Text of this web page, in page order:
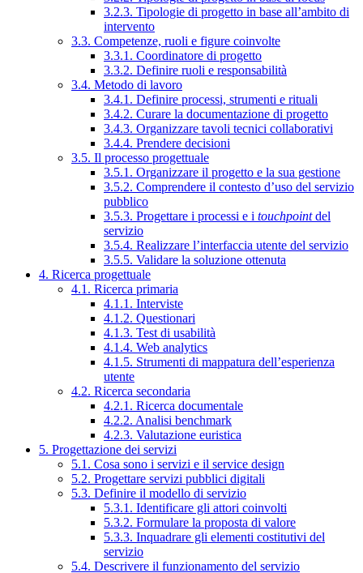
3.2.3. Tipologie di progetto in base all’ambito di
intervento
3.3. Competenze, ruoli e figure coinvolte
3.3.1. Coordinatore di progetto
3.3.2. Definire ruoli e responsabilità
3.4. Metodo di lavoro
3.4.1. Definire processi, strumenti e rituali
3.4.2. Curare la documentazione di progetto
3.4.3. Organizzare tavoli tecnici collaborativi
3.4.4. Prendere decisioni
3.5. Il processo progettuale
3.5.1. Organizzare il progetto e la sua gestione
3.5.2. Comprendere il contesto d’uso del servizio
pubblico
3.5.3. Progettare i processi e i touchpointdel
servizio
3.5.4. Realizzare l’interfaccia utente del servizio
3.5.5. Validare la soluzione ottenuta
4. Ricerca progettuale
4.1. Ricerca primaria
4.1.1. Interviste
4.1.2. Questionari
4.1.3. Test di usabilità
4.1.4. Web analytics
4.1.5. Strumenti di mappatura dell’esperienza
utente
4.2. Ricerca secondaria
4.2.1. Ricerca documentale
4.2.2. Analisi benchmark
4.2.3. Valutazione euristica
5. Progettazione dei servizi
5.1. Cosa sono i servizi e il service design
5.2. Progettare servizi pubblici digitali
5.3. Definire il modello di servizio
5.3.1. Identificare gli attori coinvolti
5.3.2. Formulare la proposta di valore
5.3.3. Inquadrare gli elementi costitutivi del
servizio
5.4. Descrivere il funzionamento del servizio